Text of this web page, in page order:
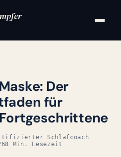
Der
für
Schlafcoach
8 Min. Lesezeit